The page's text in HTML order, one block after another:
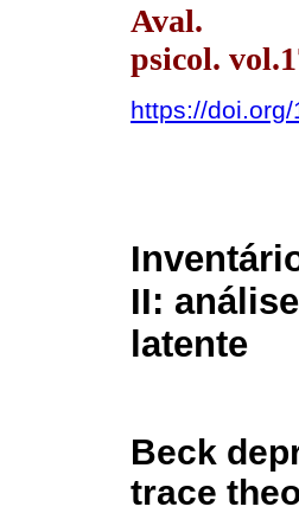
Aval.
psicol.
https://
II:
latente
Beck
trace